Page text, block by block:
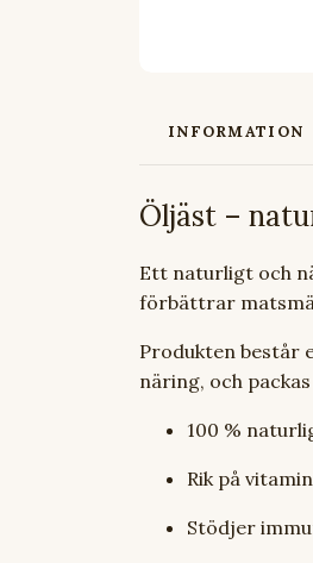
INFORMATION
Öljäst –
Ett naturligt och
förbättrar
Produkten består
näring, och
100 %
Rik på
Stödjer